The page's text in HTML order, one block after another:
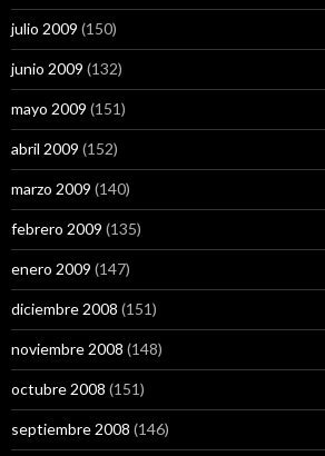
julio 2009 (150)
junio 2009 (132)
mayo 2009 (151)
abril 2009 (152)
marzo 2009 (140)
febrero 2009 (135)
enero 2009 (147)
diciembre 2008 (151)
noviembre 2008 (148)
octubre 2008 (151)
septiembre 2008 (146)